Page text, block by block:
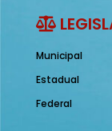
Municipal
Estadual
Federal